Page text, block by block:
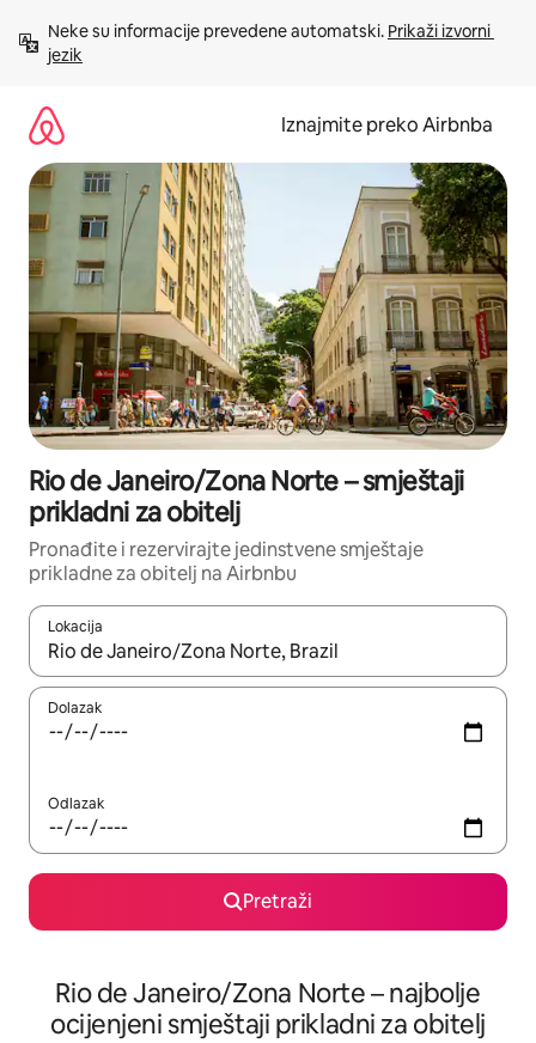
sadržaj
Neke su informacije prevedene automatski. Prikaži izvorni
jezik
Iznajmite preko Airbnba
Rio de Janeiro/Zona Norte – smještaji
prikladni za obitelj
Pronađite i rezervirajte jedinstvene smještaje
prikladne za obitelj na Airbnbu
Lokacija
Kada budu dostupni rezultati, moći ćete ih pregledati
Dolazak
Odlazak
Pretraži
Rio de Janeiro/Zona Norte – najbolje
ocijenjeni smještaji prikladni za obitelj